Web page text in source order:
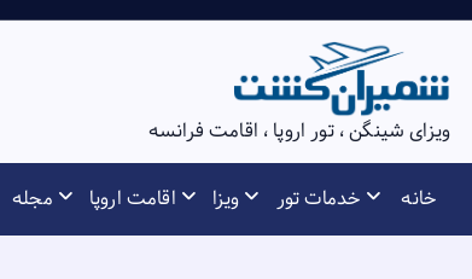
S
o
ویزای شینگن ، تور اروپا ، اقامت فرانسه
خانه خدمات تور ویزا اقامت اروپا مجله